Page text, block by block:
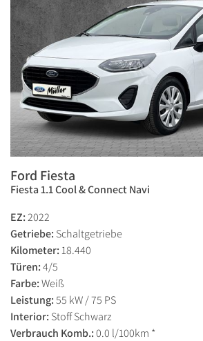
Ford Fiesta
Fiesta 1.1 Cool & Connect Navi
EZ:2022
Getriebe: Schaltgetriebe
Kilometer: 18.440
Türen:4/5
Farbe:Weiß
Leistung:55 kW / 75 PS
Interior: Stoff Schwarz
Verbrauch Komb.:0.0 l/100km *